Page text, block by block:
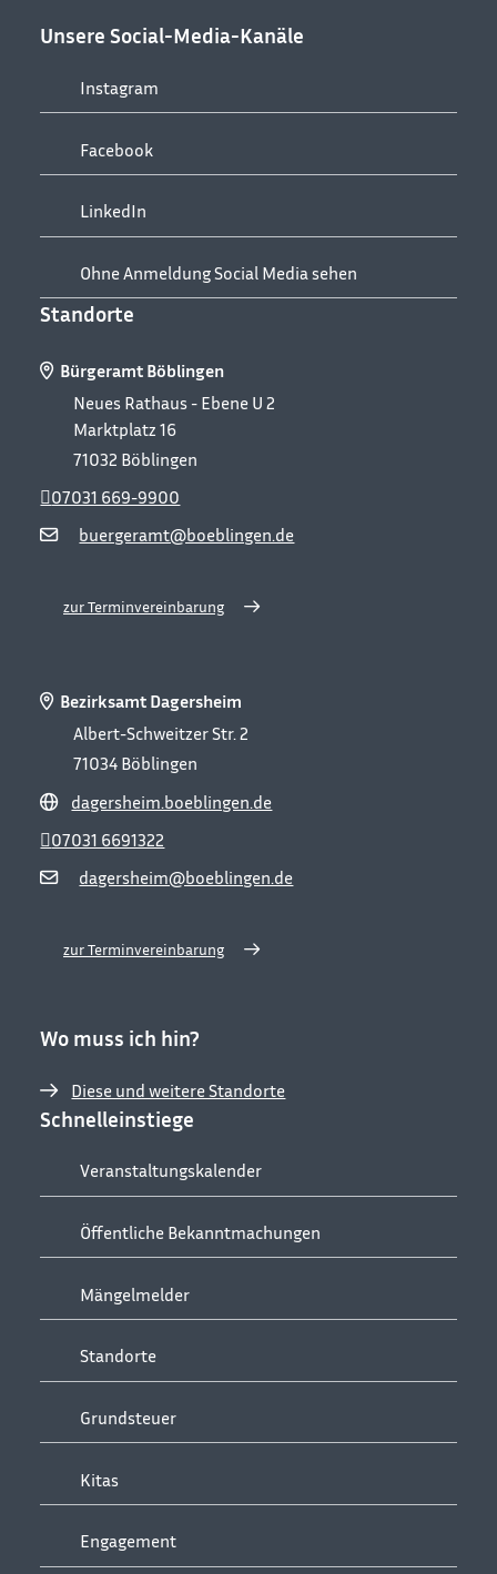
Unsere Social-Media-Kanäle
Instagram
Facebook
LinkedIn
Ohne Anmeldung Social Media sehen
Standorte
Bürgeramt Böblingen
Neues Rathaus - Ebene U 2
Marktplatz 16
71032 Böblingen
buergeramt@boeblingen.de
07031 669-9900
zur Terminvereinbarung
Bezirksamt Dagersheim
Albert-Schweitzer Str. 2
71034 Böblingen
dagersheim.boeblingen.de
dagersheim@boeblingen.de
07031 6691322
zur Terminvereinbarung
Wo muss ich hin?
Diese und weitere Standorte
Schnelleinstiege
Veranstaltungskalender
Öffentliche Bekanntmachungen
Mängelmelder
Standorte
Grundsteuer
Kitas
Engagement